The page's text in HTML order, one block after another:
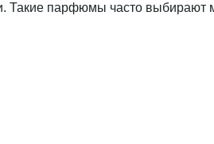
Такие парфюмы часто